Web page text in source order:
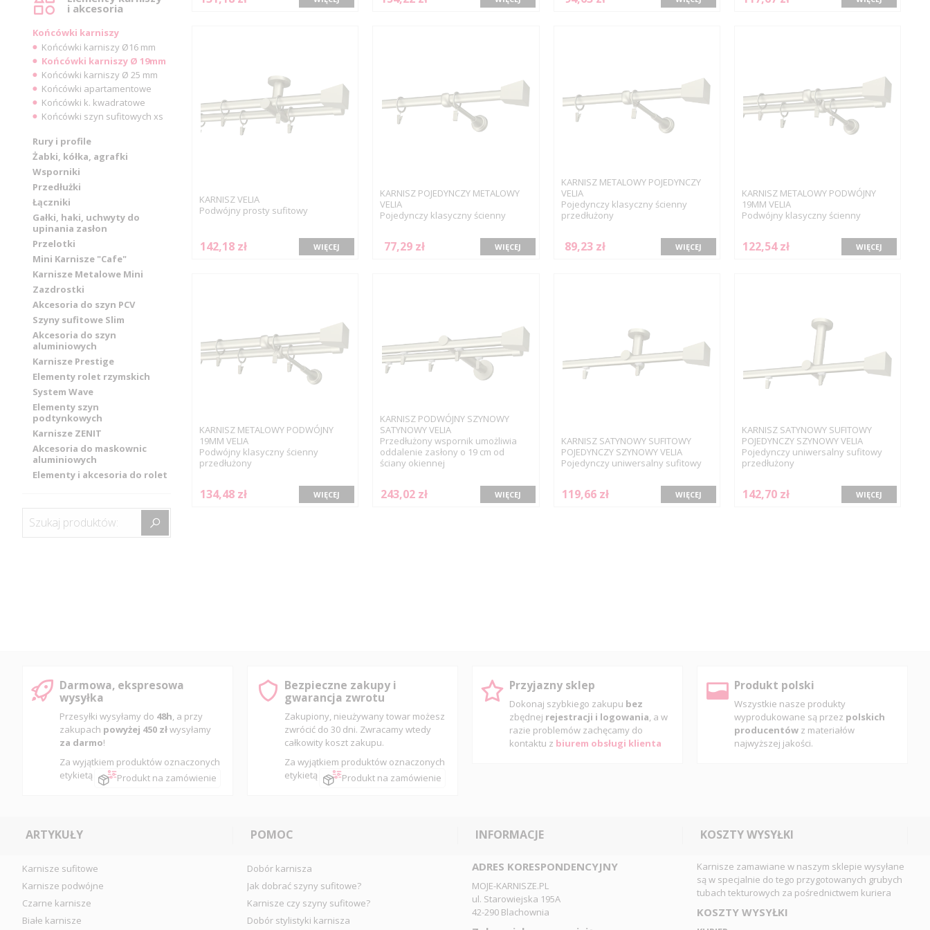
i akcesoria
Końcówki karniszy
Końcówki karniszy Ø16 mm
Końcówki karniszy Ø 19mm
Końcówki karniszy Ø 25 mm
Końcówki apartamentowe
Końcówki k. kwadratowe
Końcówki szyn sufitowych xs
Rury i profile
Żabki, kółka, agrafki
Wsporniki
Przedłużki
Łączniki
Gałki, haki, uchwyty do
upinania zasłon
Przelotki
Mini Karnisze "Cafe"
Karnisze Metalowe Mini
Zazdrostki
Akcesoria do szyn PCV
Szyny sufitowe Slim
Akcesoria do szyn
aluminiowych
Karnisze Prestige
Elementy rolet rzymskich
System Wave
Elementy szyn
podtynkowych
Karnisze ZENIT
Akcesoria do maskownic
aluminiowych
Elementy i akcesoria do rolet
Szukaj produktów:
KARNISZ VELIA
Podwójny prosty sufitowy
142,18 zł WIĘCEJ
KARNISZ POJEDYNCZY METALOWY
VELIA
Pojedynczy klasyczny ścienny
77,29 zł WIĘCEJ
KARNISZ METALOWY POJEDYNCZY
VELIA
Pojedynczy klasyczny ścienny
przedłużony
89,23 zł WIĘCEJ
KARNISZ METALOWY PODWÓJNY
19MM VELIA
Podwójny klasyczny ścienny
122,54 zł WIĘCEJ
KARNISZ METALOWY PODWÓJNY
19MM VELIA
Podwójny klasyczny ścienny
przedłużony
134,48 zł WIĘCEJ
KARNISZ PODWÓJNY SZYNOWY
SATYNOWY VELIA
Przedłużony wspornik umożliwia
oddalenie zasłony o 19 cm od
ściany okiennej
243,02 zł WIĘCEJ
KARNISZ SATYNOWY SUFITOWY
POJEDYNCZY SZYNOWY VELIA
Pojedynczy uniwersalny sufitowy
119,66 zł WIĘCEJ
KARNISZ SATYNOWY SUFITOWY
POJEDYNCZY SZYNOWY VELIA
Pojedynczy uniwersalny sufitowy
przedłużony
142,70 zł WIĘCEJ
Darmowa, ekspresowa
wysyłka
Przesyłki wysyłamy do 48h, a przy
zakupach powyżej 450 złwysyłamy
za darmo!
Za wyjątkiem produktów oznaczonych
etykietą
Produkt na zamówienie
Bezpieczne zakupy i
gwarancja zwrotu
Zakupiony, nieużywany towar możesz
zwrócić do 30 dni. Zwracamy wtedy
całkowity koszt zakupu.
Za wyjątkiem produktów oznaczonych
etykietą
Produkt na zamówienie
Przyjazny sklep
Dokonaj szybkiego zakupu bez
zbędnej rejestracji i logowania, a w
razie problemów zachęcamy do
kontaktu z biurem obsługi klienta
Produkt polski
Wszystkie nasze produkty
wyprodukowane są przez polskich
producentów z materiałów
najwyższej jakości.
ARTYKUŁY
Karnisze sufitowe
Karnisze podwójne
Czarne karnisze
Białe karnisze
POMOC
Dobór karnisza
Jak dobrać szyny sufitowe?
Karnisze czy szyny sufitowe?
Dobór stylistyki karnisza
INFORMACJE
ADRES KORESPONDENCYJNY
MOJE-KARNISZE.PL
ul. Starowiejska 195A
42-290 Blachownia
KOSZTY WYSYŁKI
Karnisze zamawiane w naszym sklepie wysyłane
są w specjalnie do tego przygotowanych grubych
tubach tekturowych za pośrednictwem kuriera
KOSZTY WYSYŁKI